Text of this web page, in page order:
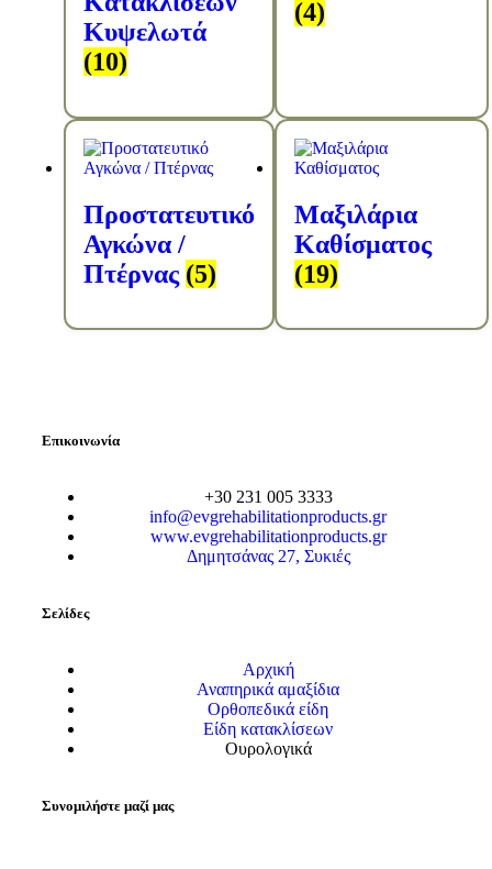
Κυψελωτά
(10)
(4)
Προστατευτικό
Αγκώνα /
Πτέρνας (5)
Μαξιλάρια
Καθίσματος
(19)
Επικοινωνία
+30 231 005 3333
info@evgrehabilitationproducts.gr
www.evgrehabilitationproducts.gr
Δημητσάνας 27, Συκιές
Σελίδες
Αρχική
Αναπηρικά αμαξίδια
Ορθοπεδικά είδη
Είδη κατακλίσεων
Ουρολογικά
Συνομιλήστε μαζί μας